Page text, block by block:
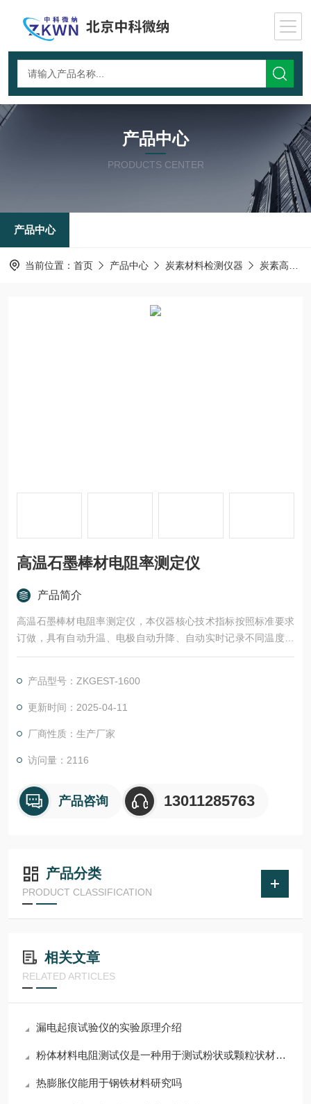
产品中心
PRODUCTS CENTER
产品中心
当前位置： 首页 产品中心 炭素材料检测仪器 炭素高温热态电阻率测试仪
高温石墨棒材电阻率测定仪
产品简介
高温石墨棒材电阻率测定仪，本仪器核心技术指标按照标准要求
订做，具有自动升温、电极自动升降、自动实时记录不同温度下
的电阻值，并可以绘制测试曲线并可导出数据和保存电子报告。
产品型号：ZKGEST-1600
更新时间：2025-04-11
厂商性质：生产厂家
访问量：2116
产品咨询 13011285763
产品分类
PRODUCT CLASSIFICATION
相关文章
RELATED ARTICLES
漏电起痕试验仪的实验原理介绍
粉体材料电阻测试仪是一种用于测试粉状或颗粒状材料电阻率的设备
热膨胀仪能用于钢铁材料研究吗